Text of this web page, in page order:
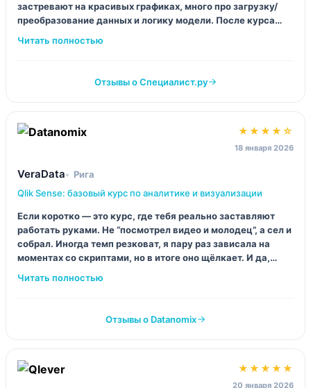
застревают на красивых графиках, много про загрузку/
преобразование данных и логику модели. После курса
спокойно собрал свой первый дашборд и не развалилось
ничего через день.
Отзывы о Специалист.ру
★★★★☆
18 января 2026
VeraData
Рига
Qlik Sense: базовый курс по аналитике и визуализации
Если коротко — это курс, где тебя реально заставляют
работать руками. Не “посмотрел видео и молодец”, а сел и
собрал. Иногда темп резковат, я пару раз зависала на
моментах со скриптами, но в итоге оно щёлкает. И да,
после Excel‑болота Qlik ощущается как чит‑код.
Отзывы о Datanomix
★★★★★
20 января 2026